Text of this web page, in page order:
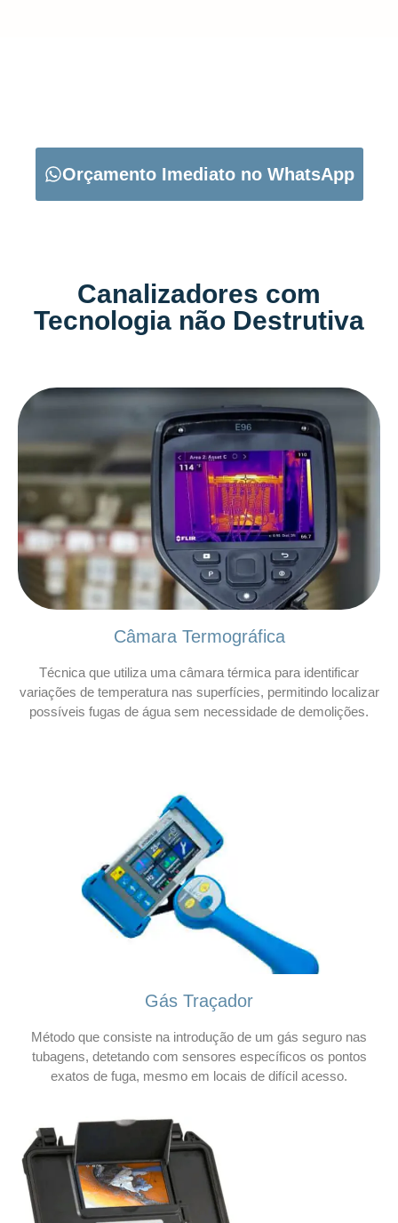
Orçamento Imediato no WhatsApp
Canalizadores com
Tecnologia não Destrutiva
Câmara Termográfica
Técnica que utiliza uma câmara térmica para identificar
variações de temperatura nas superfícies, permitindo localizar
possíveis fugas de água sem necessidade de demolições.
Gás Traçador
Método que consiste na introdução de um gás seguro nas
tubagens, detetando com sensores específicos os pontos
exatos de fuga, mesmo em locais de difícil acesso.